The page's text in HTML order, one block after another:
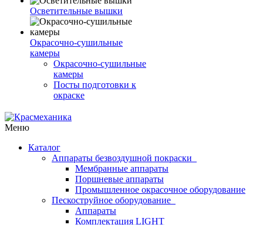
Осветительные вышки
Окрасочно-сушильные
камеры
Окрасочно-сушильные
камеры
Посты подготовки к
окраске
Меню
Каталог
Аппараты безвоздушной покраски
Мембранные аппараты
Поршневые аппараты
Промышленное окрасочное оборудование
Пескоструйное оборудование
Аппараты
Комплектация LIGHT